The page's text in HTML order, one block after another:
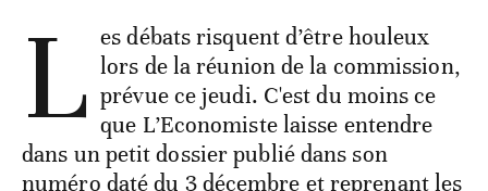
L es débats risquent d’être houleux
lors de la réunion de la commission,
prévue ce jeudi. C'est du moins ce
que L’Economiste laisse entendre
dans un petit dossier publié dans son
numéro daté du 3 décembre et reprenant les